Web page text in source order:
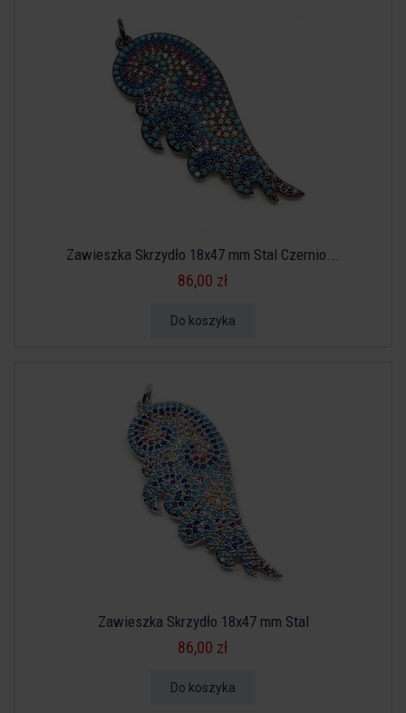
Zawieszka Skrzydło 18x47 mm Stal Czernio...
86,00 zł
Do koszyka
Zawieszka Skrzydło 18x47 mm Stal
86,00 zł
Do koszyka